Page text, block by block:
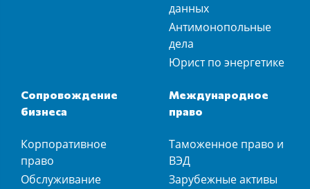
данных
Антимонопольные
дела
Юрист по энергетике
Сопровождение
бизнеса
Корпоративное
право
Обслуживание
Международное
право
Таможенное право и
ВЭД
Зарубежные активы